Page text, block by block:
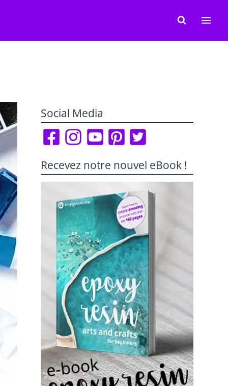
Social Media
Recevez notre nouvel eBook !